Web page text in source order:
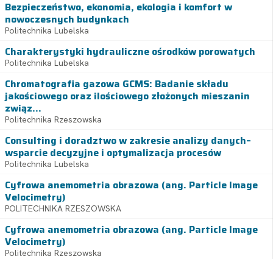
Bezpieczeństwo, ekonomia, ekologia i komfort w
nowoczesnych budynkach
Politechnika Lubelska
Charakterystyki hydrauliczne ośrodków porowatych
Politechnika Lubelska
Chromatografia gazowa GCMS: Badanie składu
jakościowego oraz ilościowego złożonych mieszanin
związ...
Politechnika Rzeszowska
Consulting i doradztwo w zakresie analizy danych–
wsparcie decyzyjne i optymalizacja procesów
Politechnika Lubelska
Cyfrowa anemometria obrazowa (ang. Particle Image
Velocimetry)
POLITECHNIKA RZESZOWSKA
Cyfrowa anemometria obrazowa (ang. Particle Image
Velocimetry)
Politechnika Rzeszowska